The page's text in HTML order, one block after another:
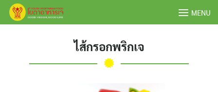
Skip
MENU
ไส้กรอกพริกเจ